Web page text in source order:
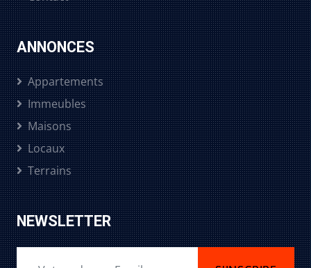
ANNONCES
Appartements
Immeubles
Maisons
Locaux
Terrains
NEWSLETTER